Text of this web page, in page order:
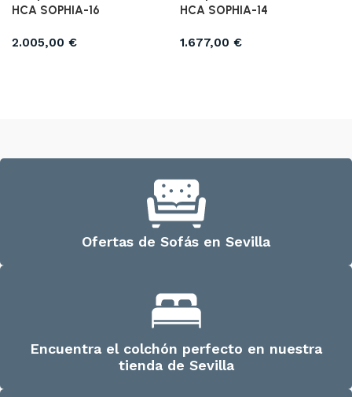
HCA SOPHIA-16
2.005,00 €
HCA SOPHIA-14
1.677,00 €
Ofertas de Sofás en Sevilla
Encuentra el colchón perfecto en nuestra
tienda de Sevilla